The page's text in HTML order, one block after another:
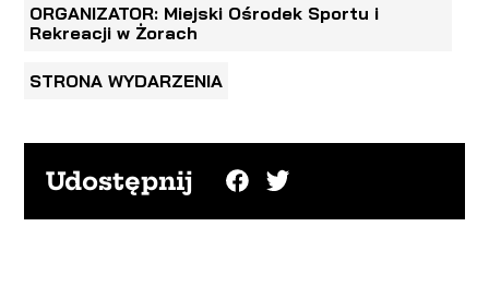
ORGANIZATOR: Miejski Ośrodek Sportu i
Rekreacji w Żorach
STRONA WYDARZENIA
Udostępnij